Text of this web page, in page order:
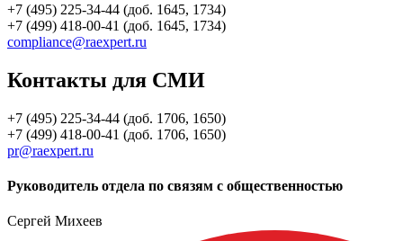
+7 (495) 225-34-44 (доб. 1645, 1734)
+7 (499) 418-00-41 (доб. 1645, 1734)
compliance@raexpert.ru
Контакты для СМИ
+7 (495) 225-34-44 (доб. 1706, 1650)
+7 (499) 418-00-41 (доб. 1706, 1650)
pr@raexpert.ru
Руководитель отдела по связям с общественностью
Сергей Михеев